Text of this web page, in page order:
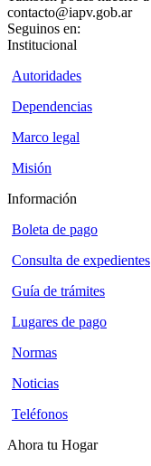
contacto@iapv.gob.ar
Seguinos en:
Institucional
Autoridades
Dependencias
Marco legal
Misión
Información
Boleta de pago
Consulta de expedientes
Guía de trámites
Lugares de pago
Normas
Noticias
Teléfonos
Ahora tu Hogar